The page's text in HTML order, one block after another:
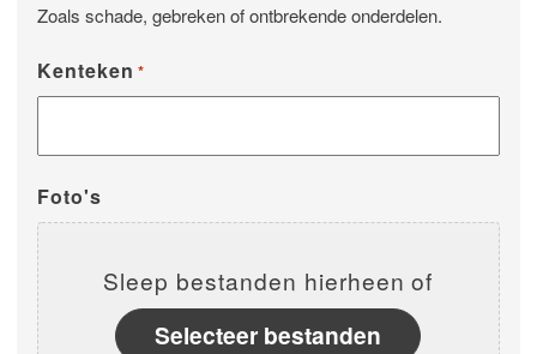
Zoals schade, gebreken of ontbrekende onderdelen.
Kenteken *
Foto's
Sleep bestanden hierheen of
Selecteer bestanden